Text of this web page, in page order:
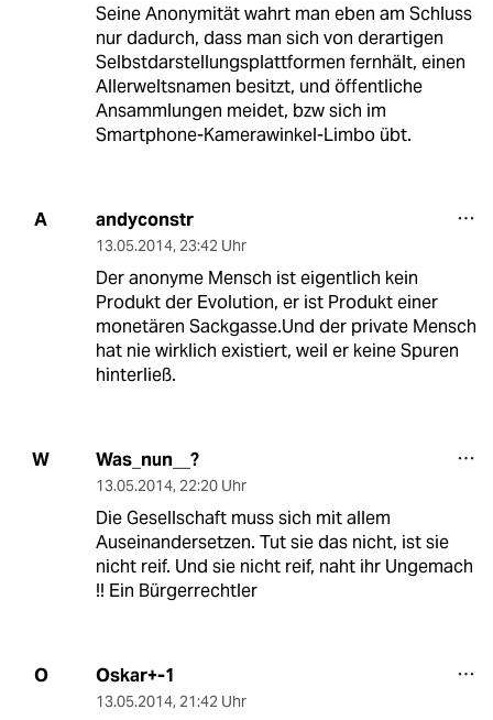
Seine Anonymität wahrt man eben am Schluss
nur dadurch, dass man sich von derartigen
Selbstdarstellungsplattformen fernhält, einen
Allerweltsnamen besitzt, und öffentliche
Ansammlungen meidet, bzw sich im
Smartphone-Kamerawinkel-Limbo übt.
A andyconstr
13.05.2014, 23:42 Uhr
Der anonyme Mensch ist eigentlich kein
Produkt der Evolution, er ist Produkt einer
monetären Sackgasse.Und der private Mensch
hat nie wirklich existiert, weil er keine Spuren
hinterließ.
W Was_nun__?
13.05.2014, 22:20 Uhr
Die Gesellschaft muss sich mit allem
Auseinandersetzen. Tut sie das nicht, ist sie
nicht reif. Und sie nicht reif, naht ihr Ungemach
!! Ein Bürgerrechtler
O Oskar+-1
13.05.2014, 21:42 Uhr